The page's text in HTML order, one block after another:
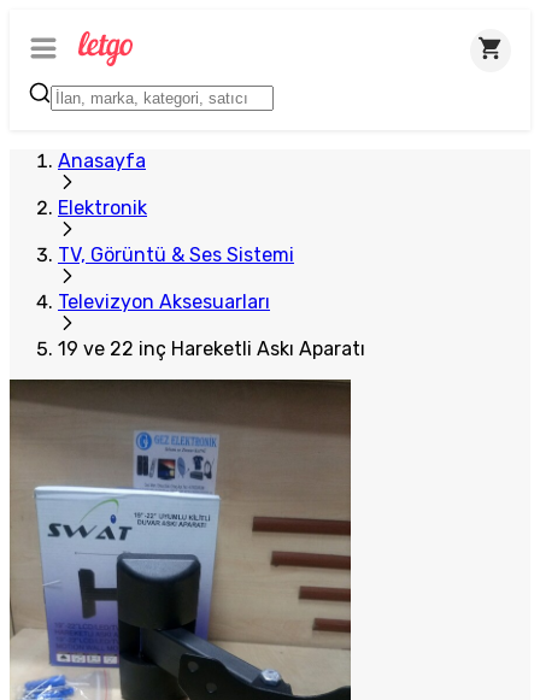
Anasayfa
Elektronik
TV, Görüntü & Ses Sistemi
Televizyon Aksesuarları
19 ve 22 inç Hareketli Askı Aparatı